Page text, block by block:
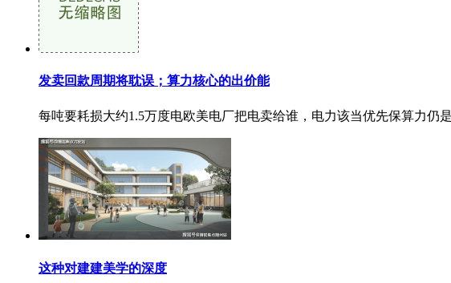
发卖回款周期将耽误；算力核心的出价能
每吨要耗损大约1.5万度电欧美电厂把电卖给谁，电力该当优先保算力仍
这种对建建美学的深度